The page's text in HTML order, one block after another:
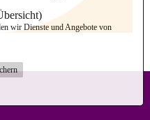
)
wir Dienste und Angebote von